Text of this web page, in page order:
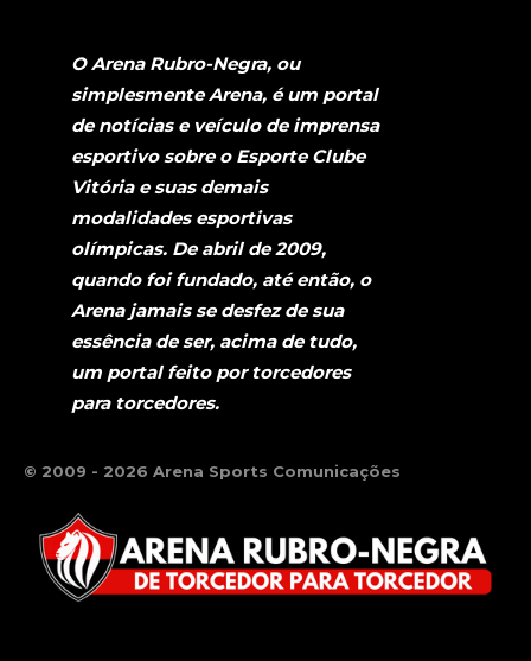
O Arena Rubro-Negra, ou
simplesmente Arena, é um portal
de notícias e veículo de imprensa
esportivo sobre o Esporte Clube
Vitória e suas demais
modalidades esportivas
olímpicas. De abril de 2009,
quando foi fundado, até então, o
Arena jamais se desfez de sua
essência de ser, acima de tudo,
um portal feito por torcedores
para torcedores.
© 2009 - 2026 Arena Sports Comunicações